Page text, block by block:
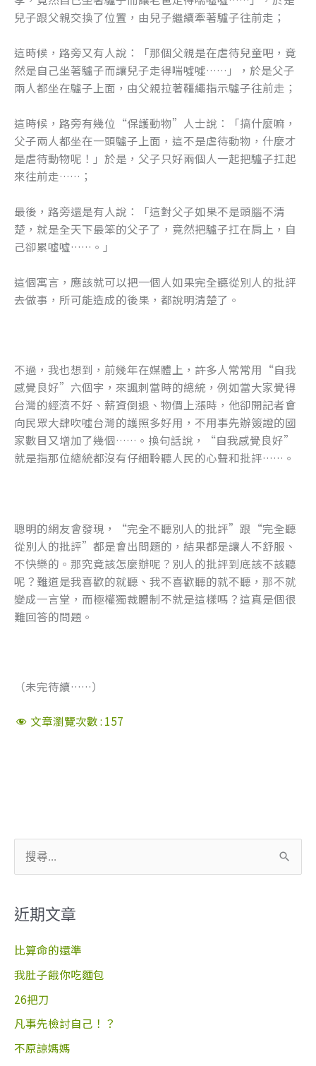
兒子跟父親交換了位置，由兒子繼續牽著驢子往前走；
這時候，路旁又有人說：「那個父親是在虐待兒童吧，竟
然是自己坐著驢子而讓兒子走得喘噓噓……」，於是父子
兩人都坐在驢子上面，由父親拉著韁繩指示驢子往前走；
這時候，路旁有幾位“保護動物”人士說：「搞什麼嘛，
父子兩人都坐在一頭驢子上面，這不是虐待動物，什麼才
是虐待動物呢！」於是，父子只好兩個人一起把驢子扛起
來往前走……；
最後，路旁還是有人說：「這對父子如果不是頭腦不清
楚，就是全天下最笨的父子了，竟然把驢子扛在肩上，自
己卻累噓噓……。」
這個寓言，應該就可以把一個人如果完全聽從別人的批評
去做事，所可能造成的後果，都說明清楚了。
不過，我也想到，前幾年在媒體上，許多人常常用“自我
感覺良好”六個字，來諷刺當時的總統，例如當大家覺得
台灣的經濟不好、薪資倒退、物價上漲時，他卻開記者會
向民眾大肆吹噓台灣的護照多好用，不用事先辦簽證的國
家數目又增加了幾個……。換句話說，“自我感覺良好”
就是指那位總統都沒有仔細聆聽人民的心聲和批評……。
聰明的網友會發現，“完全不聽別人的批評”跟“完全聽
從別人的批評”都是會出問題的，結果都是讓人不舒服、
不快樂的。那究竟該怎麼辦呢？別人的批評到底該不該聽
呢？難道是我喜歡的就聽、我不喜歡聽的就不聽，那不就
變成一言堂，而極權獨裁體制不就是這樣嗎？這真是個很
難回答的問題。
（未完待續……）
文章瀏覽次數 : 157
尋
鍵
字
:
近期文章
比算命的還準
我肚子餓你吃麵包
26把刀
凡事先檢討自己！？
不原諒媽媽